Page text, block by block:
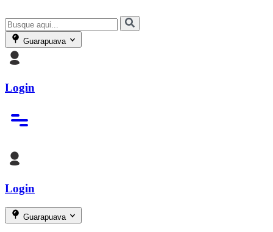
Guarapuava
Login
Login
Guarapuava